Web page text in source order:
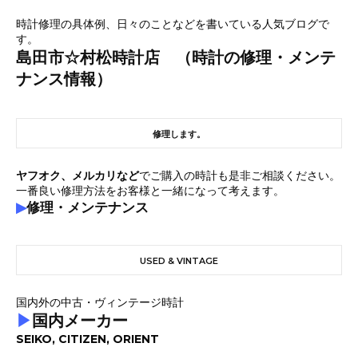
時計修理の具体例、日々のことなどを書いている人気ブログで
す。
島田市☆村松時計店 （時計の修理・メンテ
ナンス情報）
修理します。
ヤフオク、メルカリなどでご購入の時計も是非ご相談ください。
一番良い修理方法をお客様と一緒になって考えます。
▶修理・メンテナンス
USED & VINTAGE
国内外の中古・ヴィンテージ時計
▶ 国内メーカー
SEIKO, CITIZEN, ORIENT